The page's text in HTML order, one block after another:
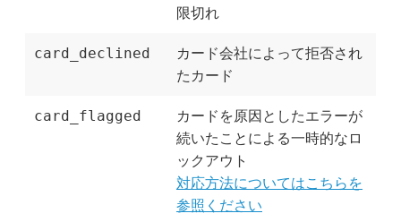
限切れ
card_declined
カード会社によって拒否され
たカード
card_flagged
カードを原因としたエラーが
続いたことによる一時的なロ
ックアウト
対応方法についてはこちらを
参照ください